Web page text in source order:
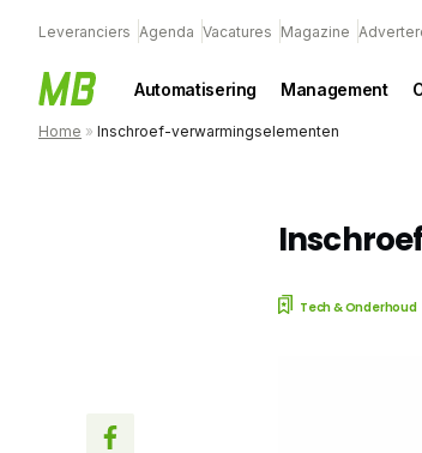
Leveranciers Agenda Vacatures Magazine
Automatisering Management
Home » Inschroef-verwarmingselementen
Tech & Onderhoud